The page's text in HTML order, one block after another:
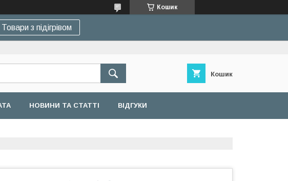
Кошик
Товари з підігрівом
Кошик
НОВИНИ ТА СТАТТІ ВІДГУКИ